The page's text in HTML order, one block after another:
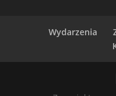
Wydarzenia